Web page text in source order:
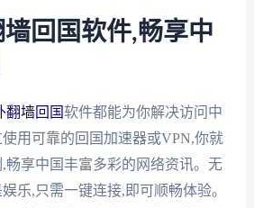
回国软件,畅享中
翻墙回国软件都能为你解决访问中
用可靠的回国加速器或VPN,你就
畅享中国丰富多彩的网络资讯。无
乐,只需一键连接,即可顺畅体验。